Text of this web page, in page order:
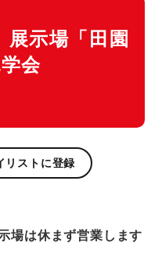
展示場「田園
会
リストに登録
場は休まず営業します